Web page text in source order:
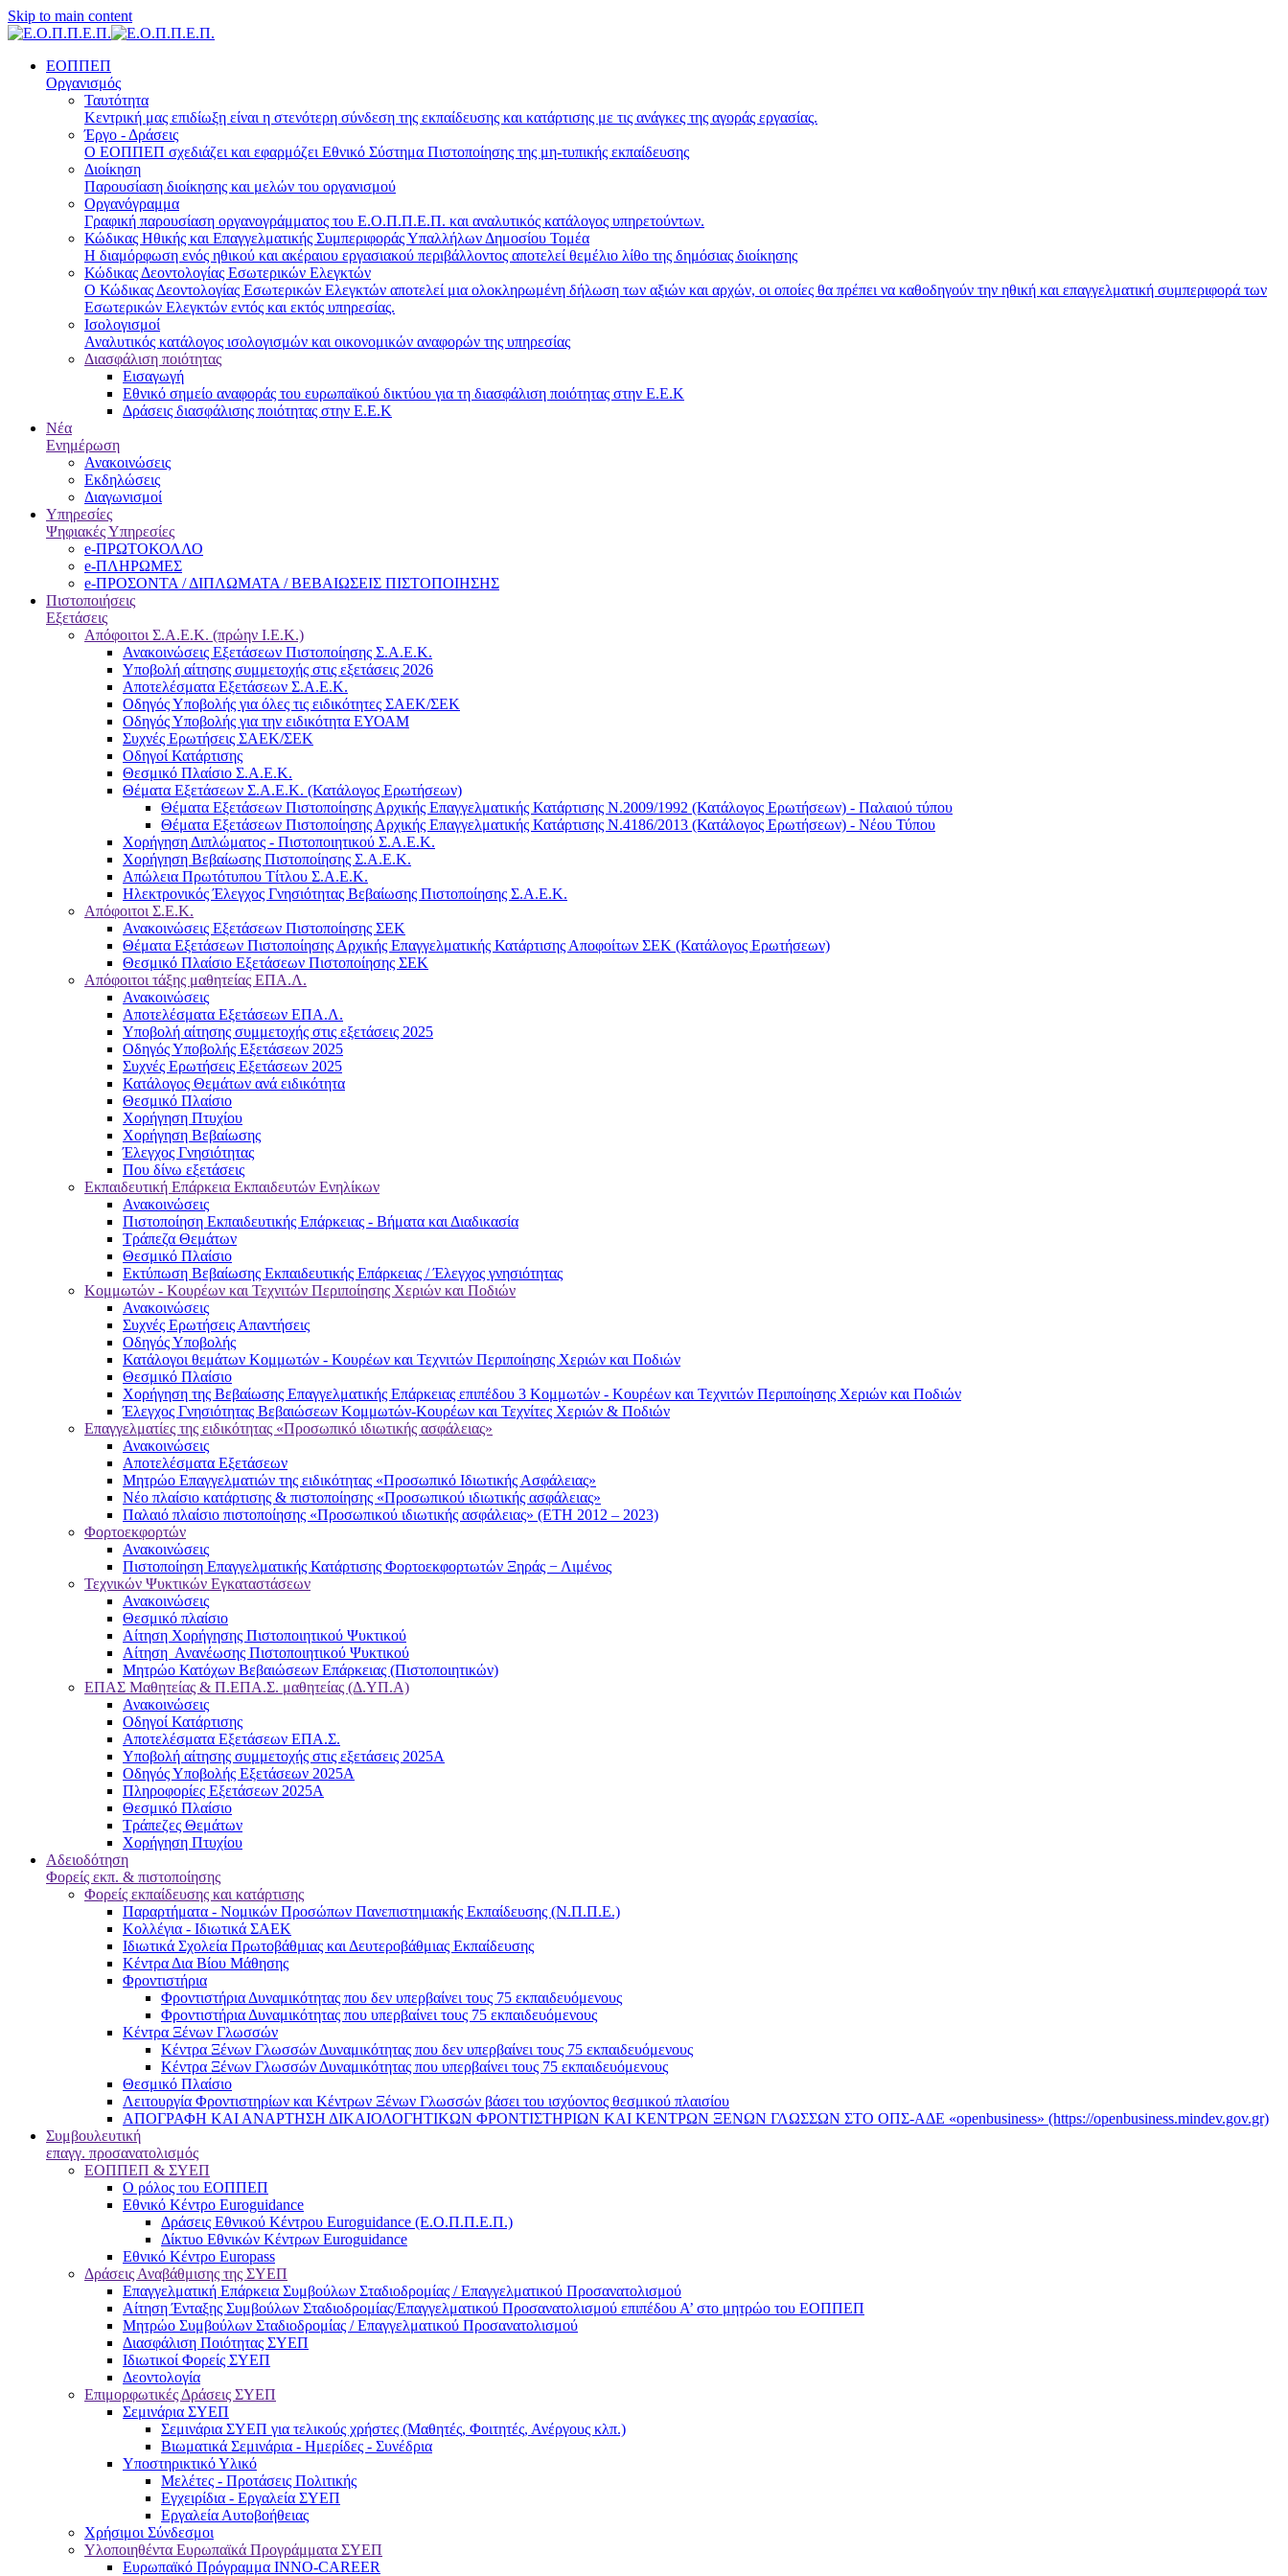
Skip to main content
ΕΟΠΠΕΠ
Οργανισμός
Ταυτότητα
Κεντρική μας επιδίωξη είναι η στενότερη σύνδεση της εκπαίδευσης και κατάρτισης με τις ανάγκες της αγοράς εργασίας.
Έργο - Δράσεις
Ο ΕΟΠΠΕΠ σχεδιάζει και εφαρμόζει Eθνικό Σύστημα Πιστοποίησης της μη-τυπικής εκπαίδευσης
Διοίκηση
Παρουσίαση διοίκησης και μελών του οργανισμού
Οργανόγραμμα
Γραφική παρουσίαση οργανογράμματος του Ε.Ο.Π.Π.Ε.Π. και αναλυτικός κατάλογος υπηρετούντων.
Κώδικας Ηθικής και Επαγγελματικής Συμπεριφοράς Υπαλλήλων Δημοσίου Τομέα
Η διαμόρφωση ενός ηθικού και ακέραιου εργασιακού περιβάλλοντος αποτελεί θεμέλιο λίθο της δημόσιας διοίκησης
Κώδικας Δεοντολογίας Εσωτερικών Ελεγκτών
Ο Κώδικας Δεοντολογίας Εσωτερικών Ελεγκτών αποτελεί μια ολοκληρωμένη δήλωση των αξιών και αρχών, οι οποίες θα πρέπει να καθοδηγούν την ηθική και επαγγελματική συμπεριφορά των
Εσωτερικών Ελεγκτών εντός και εκτός υπηρεσίας.
Ισολογισμοί
Αναλυτικός κατάλογος ισολογισμών και οικονομικών αναφορών της υπηρεσίας
Διασφάλιση ποιότητας
Εισαγωγή
Εθνικό σημείο αναφοράς του ευρωπαϊκού δικτύου για τη διασφάλιση ποιότητας στην Ε.Ε.Κ
Δράσεις διασφάλισης ποιότητας στην Ε.Ε.Κ
Νέα
Ενημέρωση
Ανακοινώσεις
Εκδηλώσεις
Διαγωνισμοί
Υπηρεσίες
Ψηφιακές Υπηρεσίες
e-ΠΡΩΤΟΚΟΛΛΟ
e-ΠΛΗΡΩΜΕΣ
e-ΠΡΟΣΟΝΤΑ / ΔΙΠΛΩΜΑΤΑ / ΒΕΒΑΙΩΣΕΙΣ ΠΙΣΤΟΠΟΙΗΣΗΣ
Πιστοποιήσεις
Εξετάσεις
Απόφοιτοι Σ.Α.Ε.Κ. (πρώην Ι.Ε.Κ.)
Ανακοινώσεις Εξετάσεων Πιστοποίησης Σ.Α.Ε.Κ.
Υποβολή αίτησης συμμετοχής στις εξετάσεις 2026
Αποτελέσματα Εξετάσεων Σ.Α.Ε.Κ.
Οδηγός Υποβολής για όλες τις ειδικότητες ΣΑΕΚ/ΣΕΚ
Οδηγός Υποβολής για την ειδικότητα ΕΥΟΑΜ
Συχνές Ερωτήσεις ΣΑΕΚ/ΣΕΚ
Οδηγοί Κατάρτισης
Θεσμικό Πλαίσιο Σ.Α.Ε.Κ.
Θέματα Εξετάσεων Σ.Α.Ε.Κ. (Κατάλογος Ερωτήσεων)
Θέματα Εξετάσεων Πιστοποίησης Αρχικής Επαγγελματικής Κατάρτισης Ν.2009/1992 (Κατάλογος Ερωτήσεων) - Παλαιού τύπου
Θέματα Εξετάσεων Πιστοποίησης Αρχικής Επαγγελματικής Κατάρτισης Ν.4186/2013 (Κατάλογος Ερωτήσεων) - Νέου Τύπου
Χορήγηση Διπλώματος - Πιστοποιητικού Σ.Α.Ε.Κ.
Χορήγηση Βεβαίωσης Πιστοποίησης Σ.Α.Ε.Κ.
Απώλεια Πρωτότυπου Τίτλου Σ.Α.Ε.Κ.
Ηλεκτρονικός Έλεγχος Γνησιότητας Βεβαίωσης Πιστοποίησης Σ.Α.Ε.Κ.
Απόφοιτοι Σ.Ε.Κ.
Ανακοινώσεις Εξετάσεων Πιστοποίησης ΣΕΚ
Θέματα Εξετάσεων Πιστοποίησης Αρχικής Επαγγελματικής Κατάρτισης Αποφοίτων ΣΕΚ (Κατάλογος Ερωτήσεων)
Θεσμικό Πλαίσιο Εξετάσεων Πιστοποίησης ΣΕΚ
Απόφοιτοι τάξης μαθητείας ΕΠΑ.Λ.
Ανακοινώσεις
Αποτελέσματα Εξετάσεων ΕΠΑ.Λ.
Υποβολή αίτησης συμμετοχής στις εξετάσεις 2025
Οδηγός Υποβολής Εξετάσεων 2025
Συχνές Ερωτήσεις Εξετάσεων 2025
Κατάλογος Θεμάτων ανά ειδικότητα
Θεσμικό Πλαίσιο
Χορήγηση Πτυχίου
Χορήγηση Βεβαίωσης
Έλεγχος Γνησιότητας
Που δίνω εξετάσεις
Εκπαιδευτική Επάρκεια Εκπαιδευτών Ενηλίκων
Ανακοινώσεις
Πιστοποίηση Εκπαιδευτικής Επάρκειας - Βήματα και Διαδικασία
Τράπεζα Θεμάτων
Θεσμικό Πλαίσιο
Εκτύπωση Βεβαίωσης Εκπαιδευτικής Επάρκειας / Έλεγχος γνησιότητας
Κομμωτών - Κουρέων και Τεχνιτών Περιποίησης Χεριών και Ποδιών
Ανακοινώσεις
Συχνές Ερωτήσεις Απαντήσεις
Οδηγός Υποβολής
Κατάλογοι θεμάτων Κομμωτών - Κουρέων και Τεχνιτών Περιποίησης Χεριών και Ποδιών
Θεσμικό Πλαίσιο
Χορήγηση της Βεβαίωσης Επαγγελματικής Επάρκειας επιπέδου 3 Κομμωτών - Κουρέων και Τεχνιτών Περιποίησης Χεριών και Ποδιών
Έλεγχος Γνησιότητας Βεβαιώσεων Κομμωτών-Κουρέων και Τεχνίτες Χεριών & Ποδιών
Επαγγελματίες της ειδικότητας «Προσωπικό ιδιωτικής ασφάλειας»
Ανακοινώσεις
Αποτελέσματα Εξετάσεων
Μητρώο Επαγγελματιών της ειδικότητας «Προσωπικό Ιδιωτικής Ασφάλειας»
Νέο πλαίσιο κατάρτισης & πιστοποίησης «Προσωπικού ιδιωτικής ασφάλειας»
Παλαιό πλαίσιο πιστοποίησης «Προσωπικού ιδιωτικής ασφάλειας» (ΕΤΗ 2012 – 2023)
Φορτοεκφορτών
Ανακοινώσεις
Πιστοποίηση Επαγγελματικής Κατάρτισης Φορτοεκφορτωτών Ξηράς − Λιμένος
Τεχνικών Ψυκτικών Εγκαταστάσεων
Ανακοινώσεις
Θεσμικό πλαίσιο
Αίτηση Χορήγησης Πιστοποιητικού Ψυκτικού
Αίτηση Ανανέωσης Πιστοποιητικού Ψυκτικού
Μητρώο Κατόχων Βεβαιώσεων Επάρκειας (Πιστοποιητικών)
ΕΠΑΣ Μαθητείας & Π.ΕΠΑ.Σ. μαθητείας (Δ.ΥΠ.Α)
Ανακοινώσεις
Oδηγοί Κατάρτισης
Αποτελέσματα Εξετάσεων ΕΠΑ.Σ.
Υποβολή αίτησης συμμετοχής στις εξετάσεις 2025Α
Οδηγός Υποβολής Εξετάσεων 2025A
Πληροφορίες Εξετάσεων 2025Α
Θεσμικό Πλαίσιο
Τράπεζες Θεμάτων
Χορήγηση Πτυχίου
Αδειοδότηση
Φορείς εκπ. & πιστοποίησης
Φορείς εκπαίδευσης και κατάρτισης
Παραρτήματα - Νομικών Προσώπων Πανεπιστημιακής Εκπαίδευσης (Ν.Π.Π.Ε.)
Κολλέγια - Ιδιωτικά ΣΑΕΚ
Ιδιωτικά Σχολεία Πρωτοβάθμιας και Δευτεροβάθμιας Εκπαίδευσης
Κέντρα Δια Βίου Μάθησης
Φροντιστήρια
Φροντιστήρια Δυναμικότητας που δεν υπερβαίνει τους 75 εκπαιδευόμενους
Φροντιστήρια Δυναμικότητας που υπερβαίνει τους 75 εκπαιδευόμενους
Κέντρα Ξένων Γλωσσών
Kέντρα Ξένων Γλωσσών Δυναμικότητας που δεν υπερβαίνει τους 75 εκπαιδευόμενους
Kέντρα Ξένων Γλωσσών Δυναμικότητας που υπερβαίνει τους 75 εκπαιδευόμενους
Θεσμικό Πλαίσιο
Λειτουργία Φροντιστηρίων και Κέντρων Ξένων Γλωσσών βάσει του ισχύοντος θεσμικού πλαισίου
ΑΠΟΓΡΑΦΗ ΚΑΙ ΑΝΑΡΤΗΣΗ ΔΙΚΑΙΟΛΟΓΗΤΙΚΩΝ ΦΡΟΝΤΙΣΤΗΡΙΩΝ ΚΑΙ ΚΕΝΤΡΩΝ ΞΕΝΩΝ ΓΛΩΣΣΩΝ ΣΤΟ ΟΠΣ-ΑΔΕ «openbusiness» (https://openbusiness.mindev.gov.gr)
Συμβουλευτική
επαγγ. προσανατολισμός
ΕΟΠΠΕΠ & ΣΥΕΠ
Ο ρόλος του ΕΟΠΠΕΠ
Εθνικό Κέντρο Euroguidance
Δράσεις Εθνικού Κέντρου Euroguidance (Ε.Ο.Π.Π.Ε.Π.)
Δίκτυο Εθνικών Κέντρων Euroguidance
Εθνικό Κέντρο Europass
Δράσεις Αναβάθμισης της ΣΥΕΠ
Επαγγελματική Επάρκεια Συμβούλων Σταδιοδρομίας / Επαγγελματικού Προσανατολισμού
Αίτηση Ένταξης Συμβούλων Σταδιοδρομίας/Επαγγελματικού Προσανατολισμού επιπέδου Α’ στο μητρώο του ΕΟΠΠΕΠ
Μητρώο Συμβούλων Σταδιοδρομίας / Επαγγελματικού Προσανατολισμού
Διασφάλιση Ποιότητας ΣΥΕΠ
Ιδιωτικοί Φορείς ΣΥΕΠ
Δεοντολογία
Επιμορφωτικές Δράσεις ΣΥΕΠ
Σεμινάρια ΣΥΕΠ
Σεμινάρια ΣΥΕΠ για τελικούς χρήστες (Μαθητές, Φοιτητές, Ανέργους κλπ.)
Βιωματικά Σεμινάρια - Ημερίδες - Συνέδρια
Υποστηρικτικό Υλικό
Μελέτες - Προτάσεις Πολιτικής
Εγχειρίδια - Εργαλεία ΣΥΕΠ
Εργαλεία Αυτοβοήθειας
Χρήσιμοι Σύνδεσμοι
Υλοποιηθέντα Ευρωπαϊκά Προγράμματα ΣΥΕΠ
Ευρωπαϊκό Πρόγραμμα INNO-CAREER